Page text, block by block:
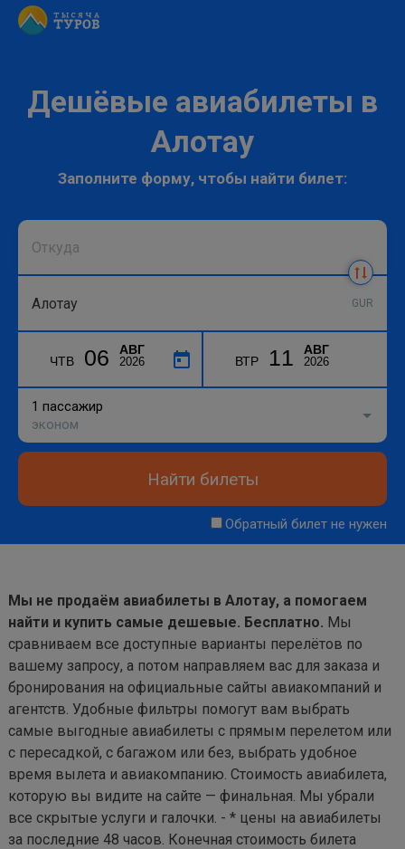
Дешёвые авиабилеты в
Алотау
Заполните форму, чтобы найти билет:
GUR
ЧТВ 06 АВГ
2026 ВТР 11 АВГ
2026
1 пассажир
эконом
Найти билеты
Обратный билет не нужен
Мы не продаём авиабилеты в Алотау, а помогаем
найти и купить самые дешевые. Бесплатно. Мы
сравниваем все доступные варианты перелётов по
вашему запросу, а потом направляем вас для заказа и
бронирования на официальные сайты авиакомпаний и
агентств. Удобные фильтры помогут вам выбрать
самые выгодные авиабилеты с прямым перелетом или
с пересадкой, с багажом или без, выбрать удобное
время вылета и авиакомпанию. Стоимость авиабилета,
которую вы видите на сайте — финальная. Мы убрали
все скрытые услуги и галочки. - * цены на авиабилеты
за последние 48 часов. Конечная стоимость билета